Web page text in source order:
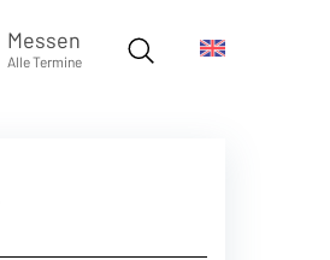
Messen
Alle Termine